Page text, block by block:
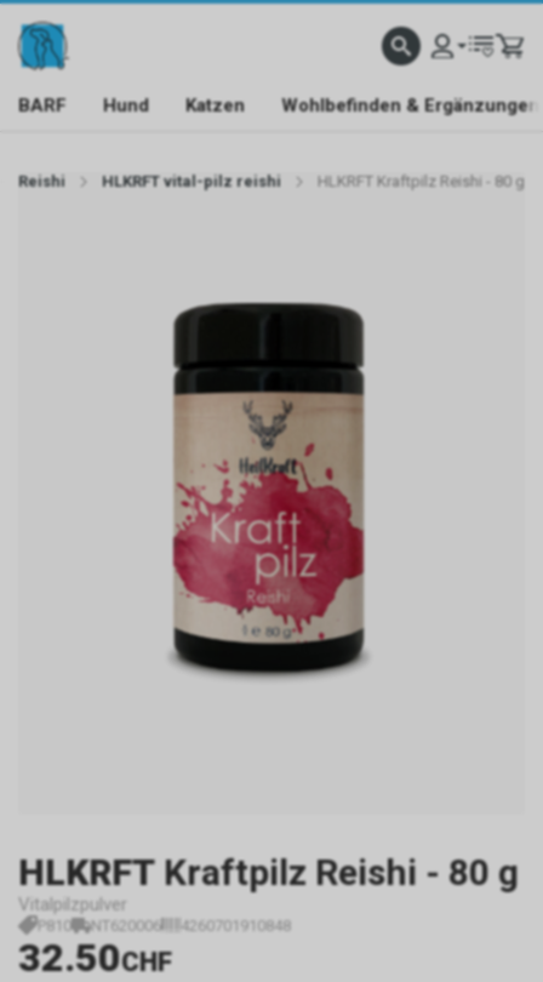
BARF Hund Katzen Wohlbefinden & Ergänzungen
Reishi HLKRFT vital-pilz reishi HLKRFT Kraftpilz Reishi - 80 g
HLKRFT Kraftpilz Reishi - 80 g
Vitalpilzpulver
P810 NT620006 4260701910848
32.50CHF